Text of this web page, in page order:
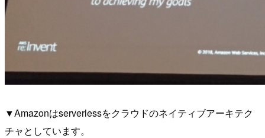
▼Amazonはserverlessをクラウドのネイティブアーキテク
チャとしています。